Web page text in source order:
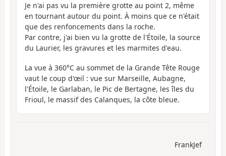
Je n'ai pas vu la première grotte au point 2, même
en tournant autour du point. À moins que ce n'était
que des renfoncements dans la roche.
Par contre, j'ai bien vu la grotte de l'Étoile, la source
du Laurier, les gravures et les marmites d'eau.
La vue à 360°C au sommet de la Grande Tête Rouge
vaut le coup d'œil : vue sur Marseille, Aubagne,
l'Étoile, le Garlaban, le Pic de Bertagne, les îles du
Frioul, le massif des Calanques, la côte bleue.
FrankJef